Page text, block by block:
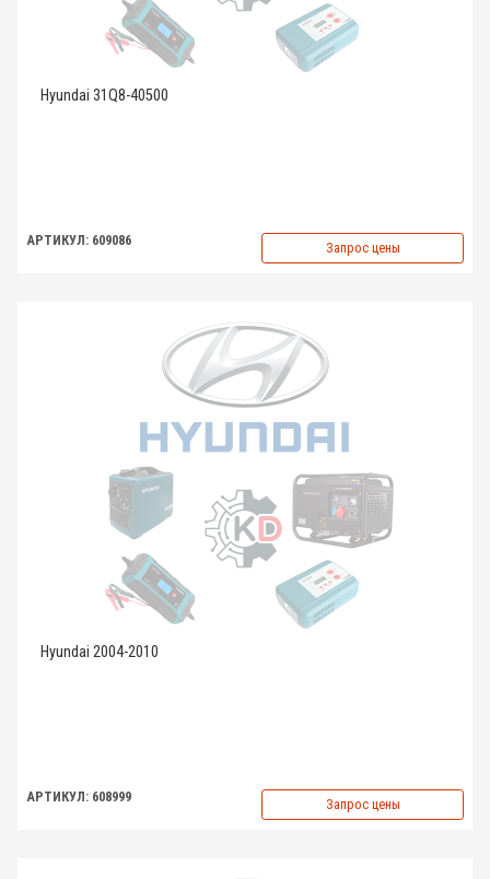
Hyundai 31Q8-40500
АРТИКУЛ: 609086 Запрос цены
Hyundai 2004-2010
АРТИКУЛ: 608999 Запрос цены